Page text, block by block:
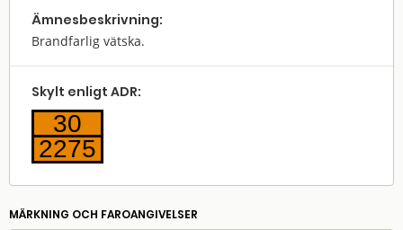
Ämnes­beskrivning:
Brandfarlig vätska.
Skylt enligt ADR:
30
2275
MÄRKNING OCH FAROANGIVELSER